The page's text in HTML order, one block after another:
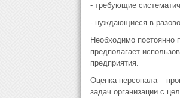
- требующие
- нуждающиеся в
Необходимо постоянно
предполагает
предприятия.
Оценка персонала –
задач организации с